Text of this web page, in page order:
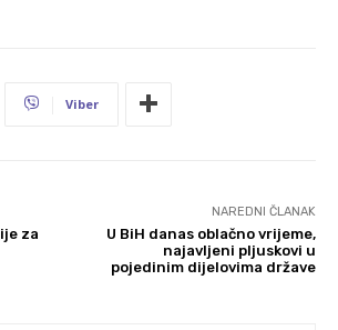
Viber
za
NAREDNI ČLANAK
U BiH danas oblačno vrijeme,
najavljeni pljuskovi u
pojedinim dijelovima države